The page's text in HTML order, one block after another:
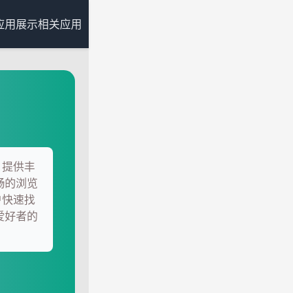
用展示相关应用
供丰
的浏览
速找
好者的